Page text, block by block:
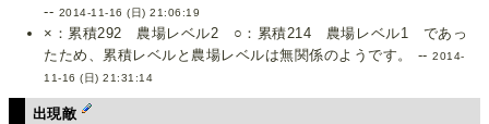
-- 2014-11-16 (日) 21:06:19
×：累積292 農場レベル2 ○：累積214 農場レベル1 であっ
たため、累積レベルと農場レベルは無関係のようです。 --2014-
11-16 (日) 21:31:14
出現敵